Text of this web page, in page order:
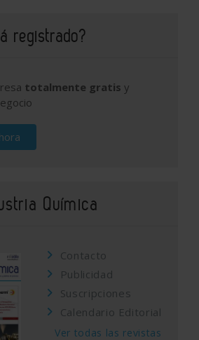
registrado?
totalmente gratis y
Química
Contacto
Publicidad
Suscripciones
Calendario Editorial
Ver todas las revistas